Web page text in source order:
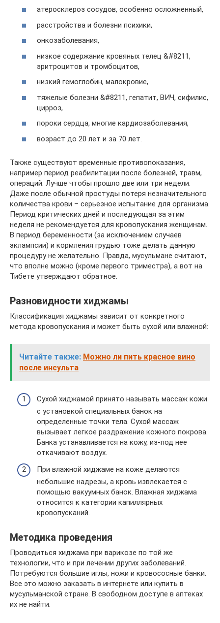
атеросклероз сосудов, особенно осложненный,
расстройства и болезни психики,
онкозаболевания,
низкое содержание кровяных телец &#8211,
эритроцитов и тромбоцитов,
низкий гемоглобин, малокровие,
тяжелые болезни &#8211, гепатит, ВИЧ, сифилис,
цирроз,
пороки сердца, многие кардиозаболевания,
возраст до 20 лет и за 70 лет.
Также существуют временные противопоказания,
например период реабилитации после болезней, травм,
операций. Лучше чтобы прошло две или три недели.
Даже после обычной простуды потеря незначительного
количества крови – серьезное испытание для организма.
Период критических дней и последующая за этим
неделя не рекомендуется для кровопускания женщинам.
В период беременности (за исключением случаев
эклампсии) и кормления грудью тоже делать данную
процедуру не желательно. Правда, мусульмане считают,
что вполне можно (кроме первого триместра), а вот на
Тибете утверждают обратное.
Разновидности хиджамы
Классификация хиджамы зависит от конкретного
метода кровопускания и может быть сухой или влажной:
Читайте также: Можно ли пить красное вино
после инсульта
Сухой хиджамой принято называть массаж кожи
с установкой специальных банок на
определенные точки тела. Сухой массаж
вызывает легкое раздражение кожного покрова.
Банка устанавливается на кожу, из-под нее
откачивают воздух.
При влажной хиджаме на коже делаются
небольшие надрезы, а кровь извлекается с
помощью вакуумных банок. Влажная хиджама
относится к категории капиллярных
кровопусканий.
Методика проведения
Проводиться хиджама при варикозе по той же
технологии, что и при лечении других заболеваний.
Потребуются большие иглы, ножи и кровососные банки.
Все это можно заказать в интернете или купить в
мусульманской стране. В свободном доступе в аптеках
их не найти.